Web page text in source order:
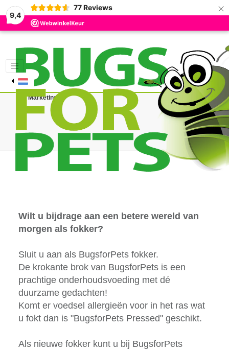
9,4
77 Reviews ×
Wilt u bijdrage aan een betere wereld van
morgen als fokker?
Sluit u aan als BugsforPets fokker.
De krokante brok van BugsforPets is een
prachtige onderhoudsvoeding met dé
duurzame gedachten!
Komt er voedsel allergieën voor in het ras wat
u fokt dan is "BugsforPets Pressed" geschikt.
Als nieuwe fokker kunt u bij BugsforPets
Deze
website
gebruikt
om
bezoek
meten,
slaan
persoonlijke
Functioneel
Analytisch
Marketing
Accepteer geselecteerde cookies Weiger cookies